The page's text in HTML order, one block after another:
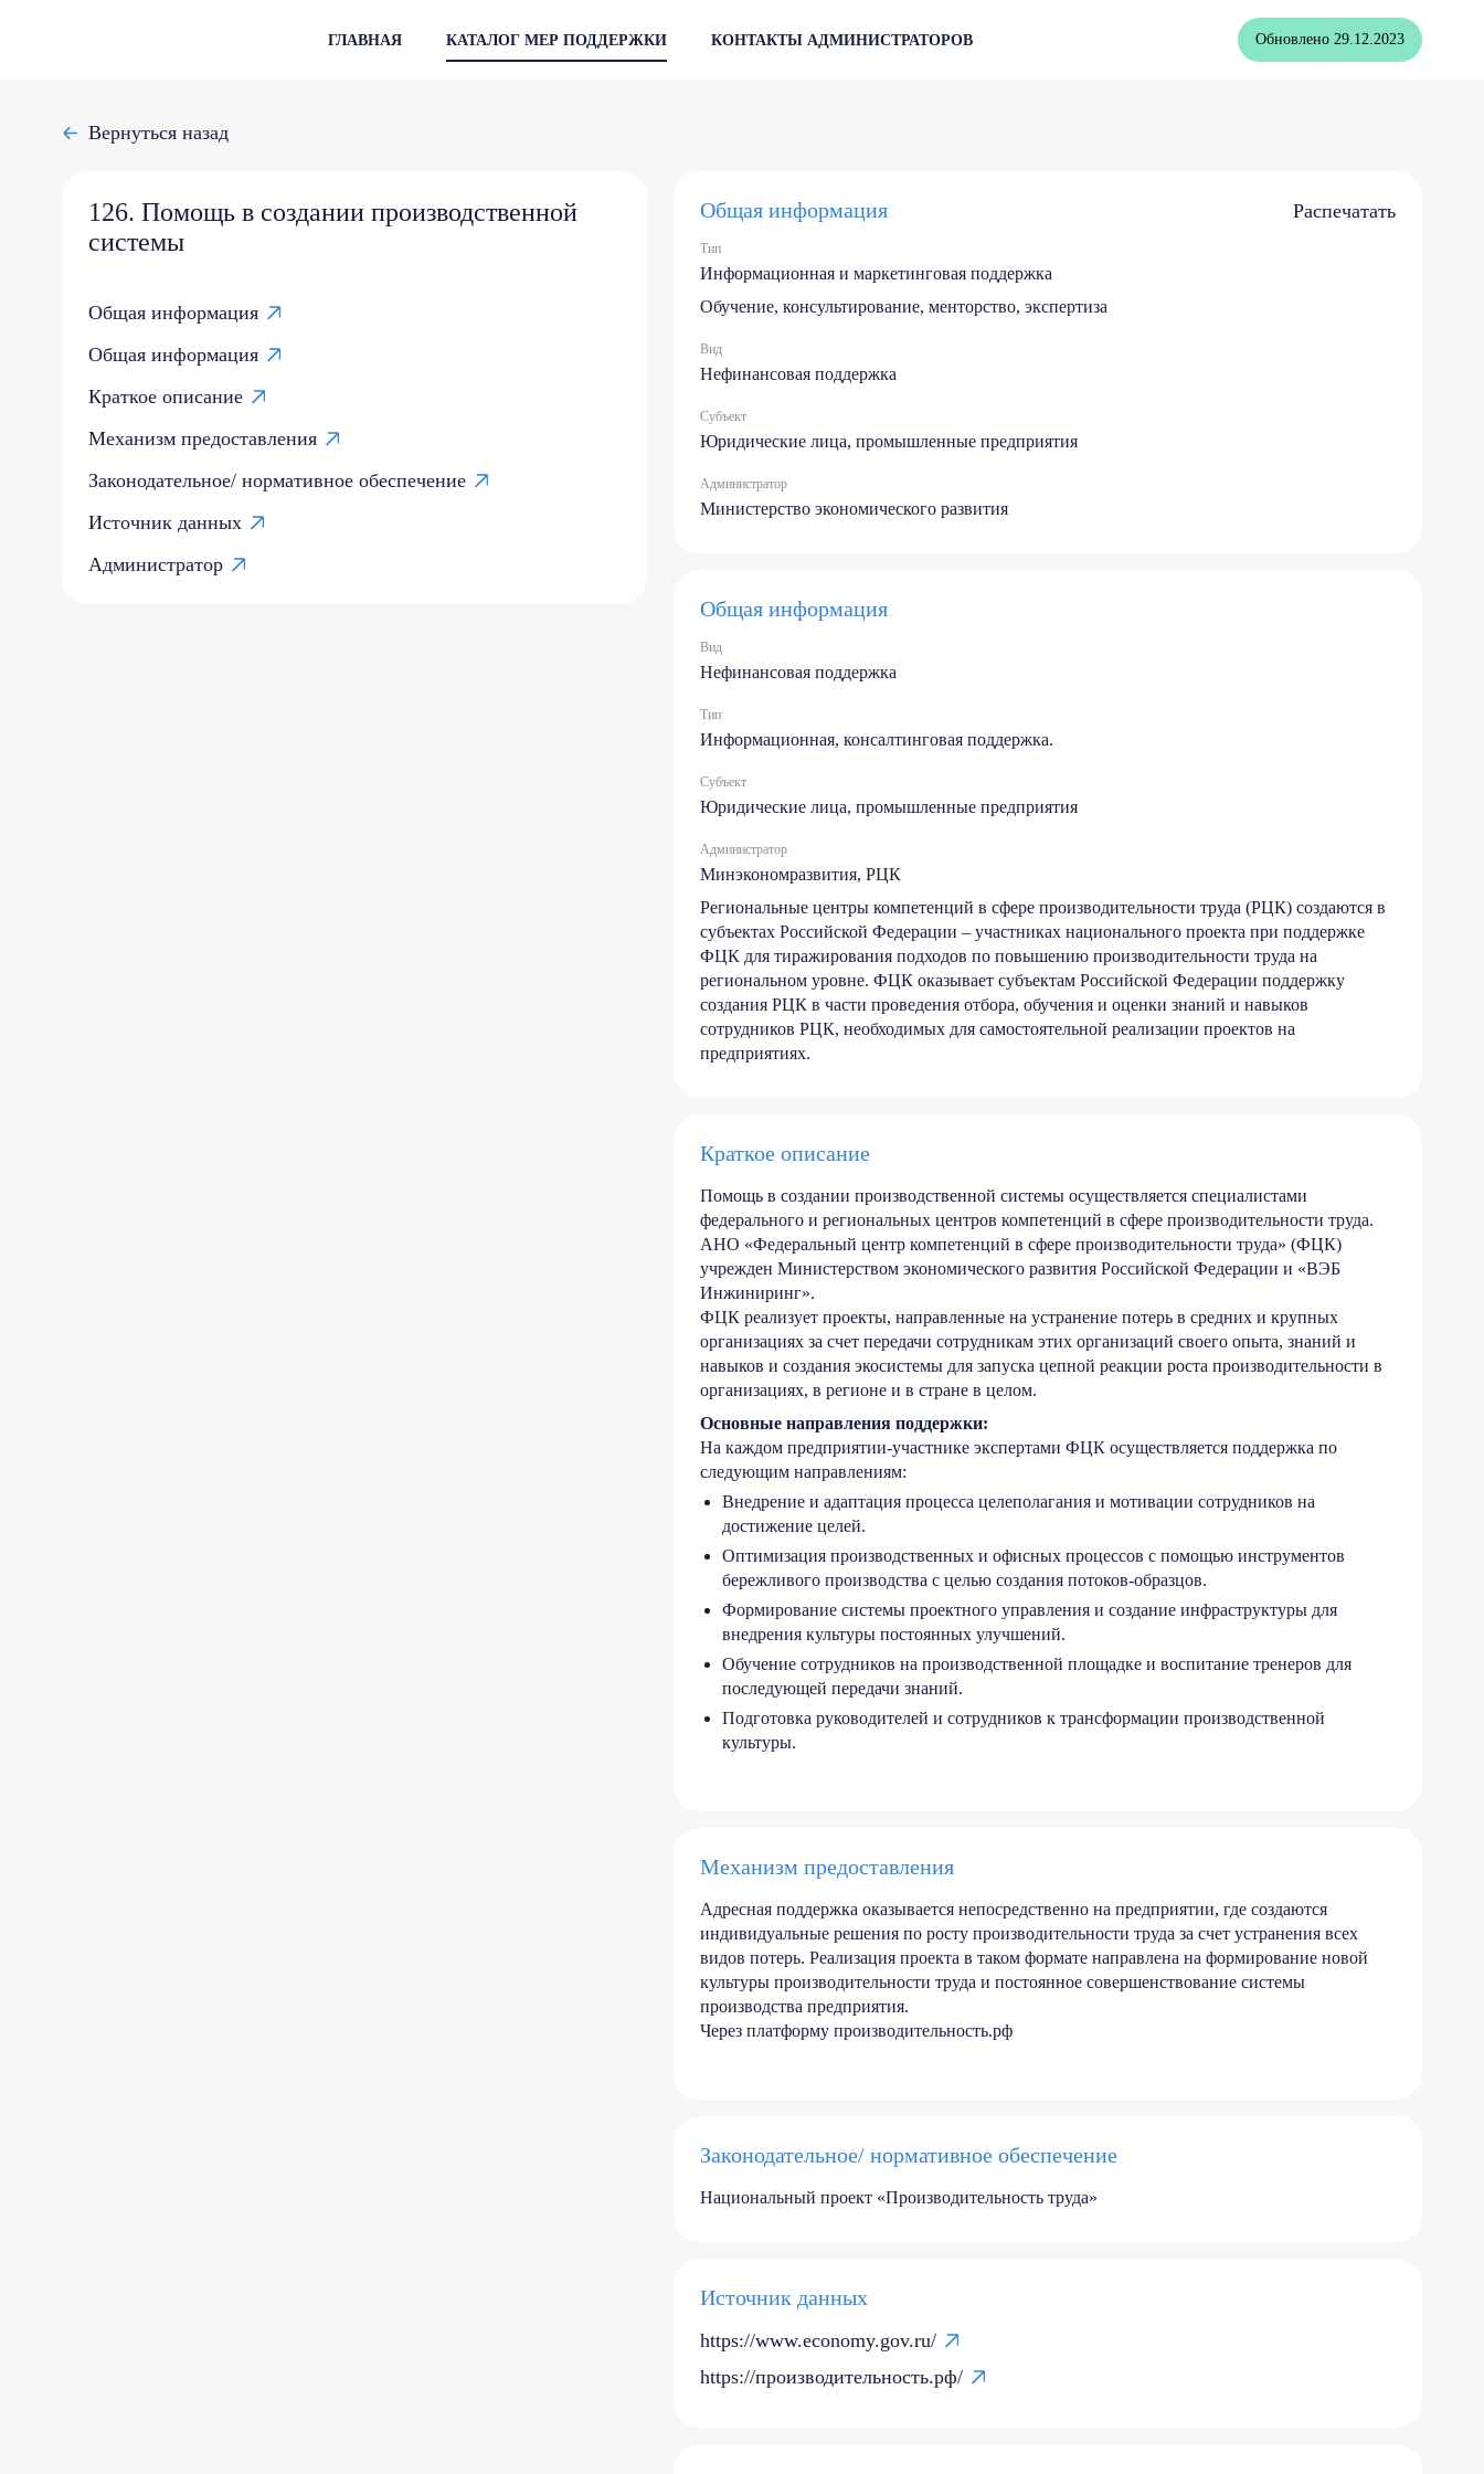
ГЛАВНАЯ КАТАЛОГ МЕР ПОДДЕРЖКИ КОНТАКТЫ АДМИНИСТРАТОРОВ Обновлено 29.12.2023
Вернуться назад
126. Помощь в создании производственной
системы
Общая информация
Общая информация
Краткое описание
Механизм предоставления
Законодательное/ нормативное обеспечение
Источник данных
Администратор
Общая информация Распечатать
Тип
Информационная и маркетинговая поддержка
Обучение, консультирование, менторство, экспертиза
Вид
Нефинансовая поддержка
Субъект
Юридические лица, промышленные предприятия
Администратор
Министерство экономического развития
Общая информация
Вид
Нефинансовая поддержка
Тип
Информационная, консалтинговая поддержка.
Субъект
Юридические лица, промышленные предприятия
Администратор
Минэкономразвития, РЦК
Региональные центры компетенций в сфере производительности труда (РЦК) создаются в
субъектах Российской Федерации – участниках национального проекта при поддержке
ФЦК для тиражирования подходов по повышению производительности труда на
региональном уровне. ФЦК оказывает субъектам Российской Федерации поддержку
создания РЦК в части проведения отбора, обучения и оценки знаний и навыков
сотрудников РЦК, необходимых для самостоятельной реализации проектов на
предприятиях.
Краткое описание
Помощь в создании производственной системы осуществляется специалистами
федерального и региональных центров компетенций в сфере производительности труда.
АНО «Федеральный центр компетенций в сфере производительности труда» (ФЦК)
учрежден Министерством экономического развития Российской Федерации и «ВЭБ
Инжиниринг».
ФЦК реализует проекты, направленные на устранение потерь в средних и крупных
организациях за счет передачи сотрудникам этих организаций своего опыта, знаний и
навыков и создания экосистемы для запуска цепной реакции роста производительности в
организациях, в регионе и в стране в целом.
Основные направления поддержки:
На каждом предприятии-участнике экспертами ФЦК осуществляется поддержка по
следующим направлениям:
Внедрение и адаптация процесса целеполагания и мотивации сотрудников на
достижение целей.
Оптимизация производственных и офисных процессов с помощью инструментов
бережливого производства с целью создания потоков-образцов.
Формирование системы проектного управления и создание инфраструктуры для
внедрения культуры постоянных улучшений.
Обучение сотрудников на производственной площадке и воспитание тренеров для
последующей передачи знаний.
Подготовка руководителей и сотрудников к трансформации производственной
культуры.
Механизм предоставления
Адресная поддержка оказывается непосредственно на предприятии, где создаются
индивидуальные решения по росту производительности труда за счет устранения всех
видов потерь. Реализация проекта в таком формате направлена на формирование новой
культуры производительности труда и постоянное совершенствование системы
производства предприятия.
Через платформу производительность.рф
Законодательное/ нормативное обеспечение
Национальный проект «Производительность труда»
Источник данных
https://www.economy.gov.ru/
https://производительность.рф/